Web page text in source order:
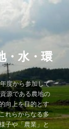
・水・環
度から参加して
源である農地の
向上を目的とす
れらからなる多
子や「農業」と